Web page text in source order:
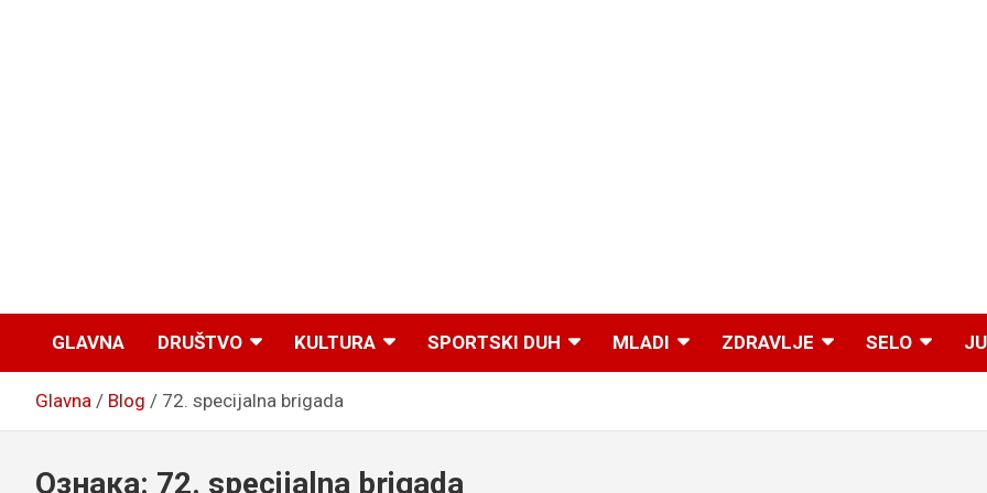
GLAVNA DRUŠTVO KULTURA SPORTSKI DUH MLADI ZDRAVLJE SELO
Glavna Blog 72. specijalna brigada
Ознака: 72. specijalna brigada